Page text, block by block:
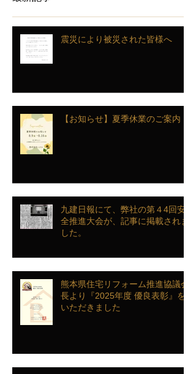
震災により被災された皆様へ
【お知らせ】夏季休業のご案内
九建日報にて、弊社の第４4回安
全推進大会が、記事に掲載されま
した。
熊本県住宅リフォーム推進協議会
長より『2025年度 優良表彰』を
いただきました